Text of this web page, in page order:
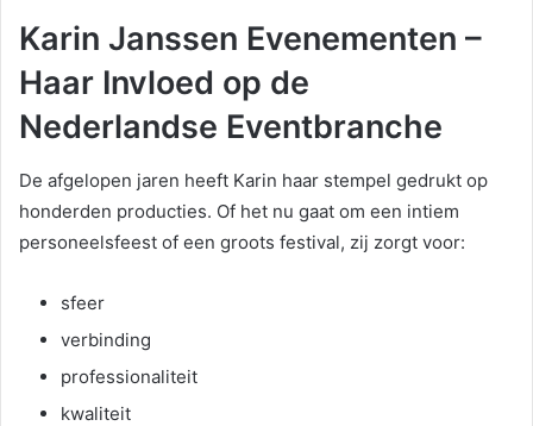
Karin Janssen Evenementen –
Haar Invloed op de
Nederlandse Eventbranche
De afgelopen jaren heeft Karin haar stempel gedrukt op
honderden producties. Of het nu gaat om een intiem
personeelsfeest of een groots festival, zij zorgt voor:
sfeer
verbinding
professionaliteit
kwaliteit